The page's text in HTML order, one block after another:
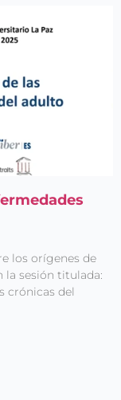
los orígenes de
la sesión titulada:
crónicas del